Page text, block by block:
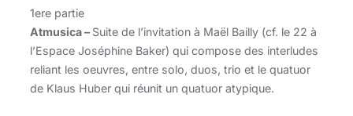
1ere partie
Atmusica – Suite de l’invitation à Maël Bailly (cf. le 22 à
l’Espace Joséphine Baker) qui compose des interludes
reliant les oeuvres, entre solo, duos, trio et le quatuor
de Klaus Huber qui réunit un quatuor atypique.